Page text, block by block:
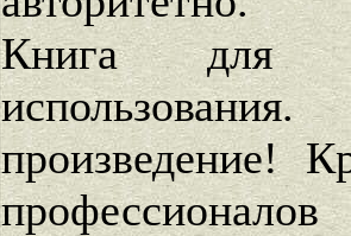
Книга для
произведение!
профессионалов